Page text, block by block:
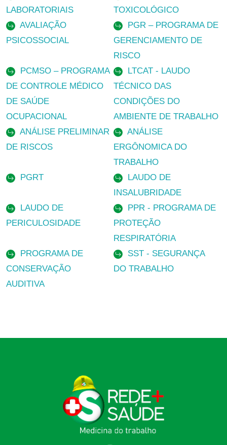
LABORATORIAIS
TOXICOLÓGICO
AVALIAÇÃO
PSICOSSOCIAL
PGR – PROGRAMA DE
GERENCIAMENTO DE
RISCO
PCMSO – PROGRAMA
DE CONTROLE MÉDICO
DE SAÚDE
OCUPACIONAL
LTCAT - LAUDO
TÉCNICO DAS
CONDIÇÕES DO
AMBIENTE DE TRABALHO
ANÁLISE PRELIMINAR
DE RISCOS
ANÁLISE
ERGÔNOMICA DO
TRABALHO
PGRT
LAUDO DE
INSALUBRIDADE
LAUDO DE
PERICULOSIDADE
PPR - PROGRAMA DE
PROTEÇÃO
RESPIRATÓRIA
PROGRAMA DE
CONSERVAÇÃO
AUDITIVA
SST - SEGURANÇA
DO TRABALHO